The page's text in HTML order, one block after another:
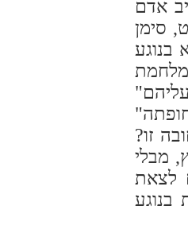
אדם
סימן
בנוגע
זו?
מבלי
לצאת